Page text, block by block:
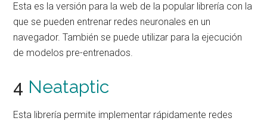
Esta es la versión para la web de la popular librería con la
que se pueden entrenar redes neuronales en un
navegador. También se puede utilizar para la ejecución
de modelos pre-entrenados.
4 Neataptic
Esta librería permite implementar rápidamente redes